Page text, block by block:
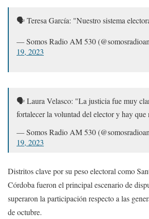
🗣️ Teresa García: "Nuestro sistema
— Somos Radio AM 530
19, 2023
🗣️ Laura Velasco: "La justicia fue muy
fortalecer la voluntad del elector y hay que
— Somos Radio AM 530
19, 2023
Distritos clave por su peso electoral como
Córdoba fueron el principal escenario de
superaron la participación respecto a las
de octubre.